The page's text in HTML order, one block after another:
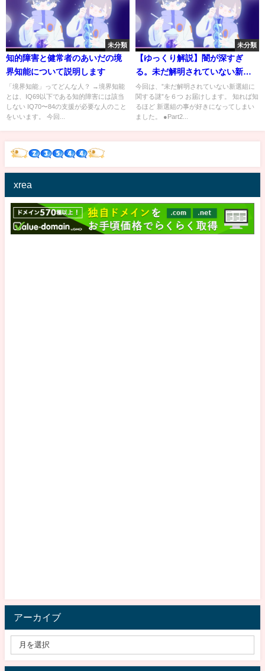
未分類
知的障害と健常者のあいだの境
界知能について説明します
「境界知能」ってどんな人？ →境界知能
とは、IQ69以下である知的障害には該当
しない IQ70〜84の支援が必要な人のこと
をいいます。 今回...
未分類
【ゆっくり解説】闇が深すぎ
る。未だ解明されていない新選
組の謎６選
今回は、”未だ解明されていない新選組に
関する謎”を６つ お届けします。 知れば知
るほど 新選組の事が好きになってしまい
ました。 ●Part2...
xrea
アーカイブ